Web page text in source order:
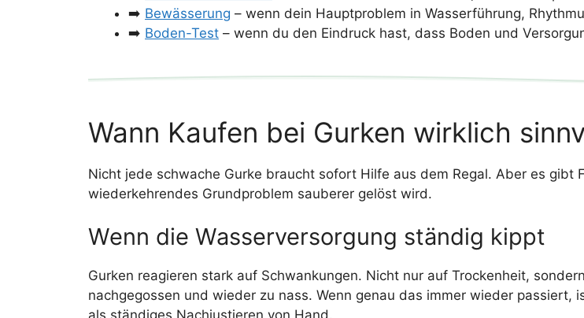
➡️ Bewässerung – wenn dein Hauptproblem in Wasserführung,
➡️ Boden-Test – wenn du den Eindruck hast, dass Boden und
Wann Kaufen bei Gurken wirklich
Nicht jede schwache Gurke braucht sofort Hilfe aus dem Regal. Aber es
wiederkehrendes Grundproblem sauberer gelöst wird.
Wenn die Wasserversorgung ständig kippt
Gurken reagieren stark auf Schwankungen. Nicht nur auf Trockenheit,
nachgegossen und wieder zu nass. Wenn genau das immer wieder
als ständiges Nachjustieren von Hand.